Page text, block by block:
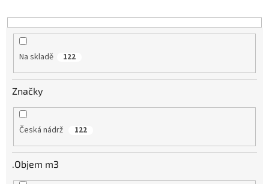
t
ů
Na skladě 122
Značky
Česká nádrž 122
.Objem m3